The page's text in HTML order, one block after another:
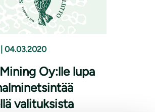
04.03.2020
Oy:lle lupa
valituksista